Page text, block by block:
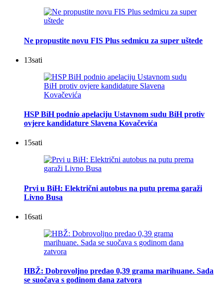
Ne propustite novu FIS Plus sedmicu za super uštede
13sati
HSP BiH podnio apelaciju Ustavnom sudu BiH protiv
ovjere kandidature Slavena Kovačevića
15sati
Prvi u BiH: Električni autobus na putu prema garaži
Livno Busa
16sati
HBŽ: Dobrovoljno predao 0,39 grama marihuane. Sada
se suočava s godinom dana zatvora